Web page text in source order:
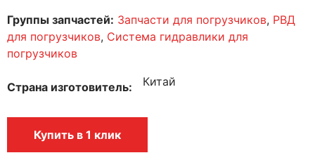
Группы запчастей: Запчасти для погрузчиков, РВД
для погрузчиков, Система гидравлики для
погрузчиков
Страна изготовитель Китай
Купить в 1 клик